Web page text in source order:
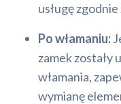
usługę
Po włamaniu:
zamek zostały
włamania,
wymianę